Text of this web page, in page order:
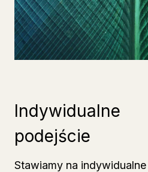
Indywidualne
podejście
Stawiamy na